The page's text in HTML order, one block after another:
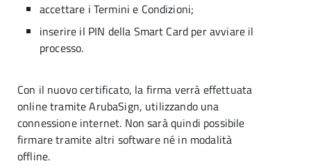
accettare i Termini e Condizioni;
inserire il PIN della Smart Card per avviare il
processo.
Con il nuovo certificato, la firma verrà effettuata
online tramite ArubaSign, utilizzando una
connessione internet. Non sarà quindi possibile
firmare tramite altri software né in modalità
offline.